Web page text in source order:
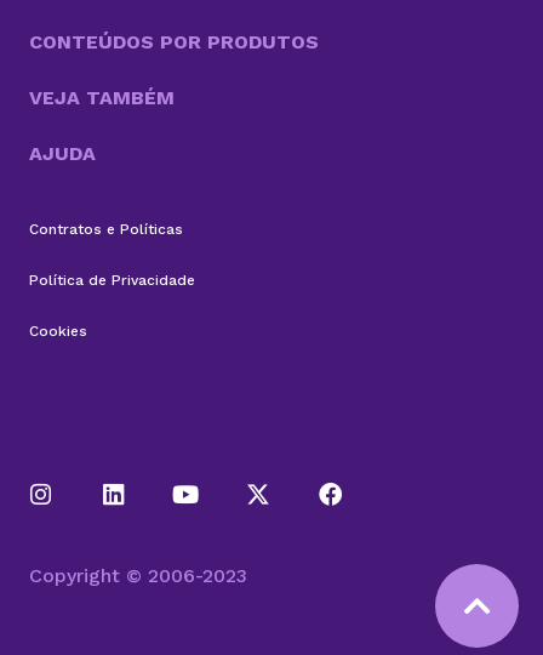
CONTEÚDOS POR PRODUTOS
VEJA TAMBÉM
AJUDA
Contratos e Políticas
Política de Privacidade
Cookies
Copyright © 2006-2023